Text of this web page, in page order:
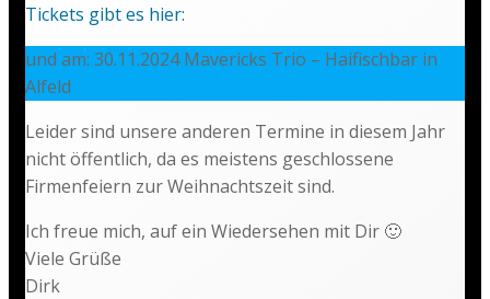
Tickets gibt es hier:
und am: 30.11.2024 Mavericks Trio – Haifischbar in
Alfeld
Leider sind unsere anderen Termine in diesem Jahr
nicht öffentlich, da es meistens geschlossene
Firmenfeiern zur Weihnachtszeit sind.
Ich freue mich, auf ein Wiedersehen mit Dir 🙂
Viele Grüße
Dirk